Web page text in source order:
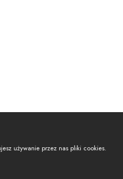
używanie przez nas pliki cookies.